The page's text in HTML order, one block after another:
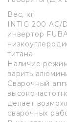
Вес, кг
INTIG 200 AC/
инвертор
титана.
Наличие
варить
Сварочный
делает
сварочных